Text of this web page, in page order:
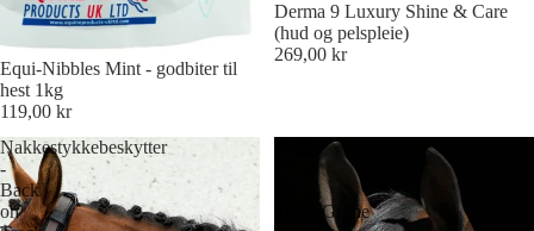
Equi-Nibbles Mint - godbiter til
hest 1kg
119,00 kr
Derma 9 Luxury Shine & Care
(hud og pelspleie)
269,00 kr
Nakkestykkebeskytter
-
Back
on
Track/Grime